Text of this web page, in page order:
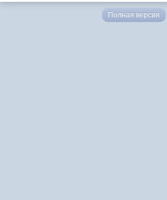
Полная версия